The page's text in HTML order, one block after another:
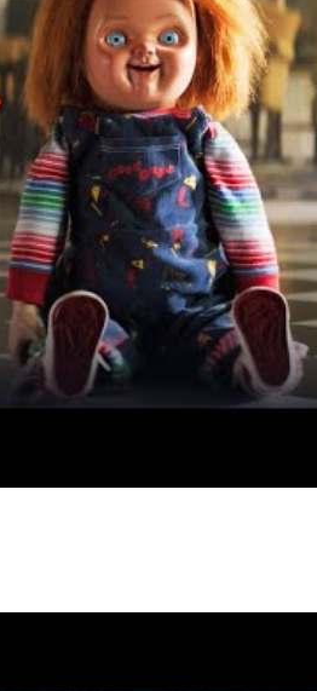
популярную хоррор-
жителей маленького